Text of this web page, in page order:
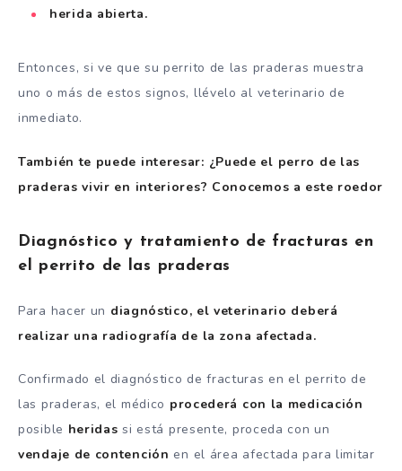
herida abierta.
Entonces, si ve que su perrito de las praderas muestra
uno o más de estos signos, llévelo al veterinario de
inmediato.
También te puede interesar: ¿Puede el perro de las
praderas vivir en interiores? Conocemos a este roedor
Diagnóstico y tratamiento de fracturas en
el perrito de las praderas
Para hacer un diagnóstico, el veterinario deberá
realizar una radiografía de la zona afectada.
Confirmado el diagnóstico de fracturas en el perrito de
las praderas, el médico procederá con la medicación
posible heridas si está presente, proceda con un
vendaje de contención en el área afectada para limitar